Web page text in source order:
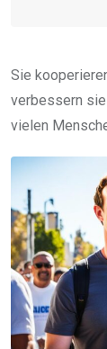
Sie
verbessern
vielen